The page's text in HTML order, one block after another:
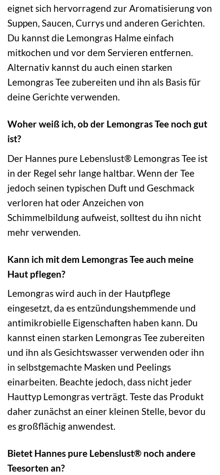
eignet sich hervorragend zur Aromatisierung von
Suppen, Saucen, Currys und anderen Gerichten.
Du kannst die Lemongras Halme einfach
mitkochen und vor dem Servieren entfernen.
Alternativ kannst du auch einen starken
Lemongras Tee zubereiten und ihn als Basis für
deine Gerichte verwenden.
Woher weiß ich, ob der Lemongras Tee noch gut
ist?
Der Hannes pure Lebenslust® Lemongras Tee ist
in der Regel sehr lange haltbar. Wenn der Tee
jedoch seinen typischen Duft und Geschmack
verloren hat oder Anzeichen von
Schimmelbildung aufweist, solltest du ihn nicht
mehr verwenden.
Kann ich mit dem Lemongras Tee auch meine
Haut pflegen?
Lemongras wird auch in der Hautpflege
eingesetzt, da es entzündungshemmende und
antimikrobielle Eigenschaften haben kann. Du
kannst einen starken Lemongras Tee zubereiten
und ihn als Gesichtswasser verwenden oder ihn
in selbstgemachte Masken und Peelings
einarbeiten. Beachte jedoch, dass nicht jeder
Hauttyp Lemongras verträgt. Teste das Produkt
daher zunächst an einer kleinen Stelle, bevor du
es großflächig anwendest.
Bietet Hannes pure Lebenslust® noch andere
Teesorten an?